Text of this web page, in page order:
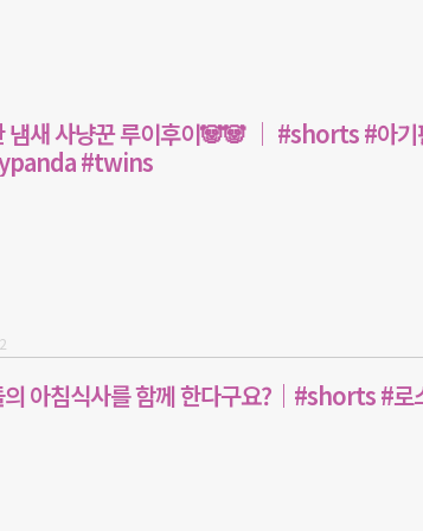
냄새 사냥꾼 루이후이🐼🐼 │ #shorts #아기
#twins
의 아침식사를 함께 한다구요?｜#shorts #로